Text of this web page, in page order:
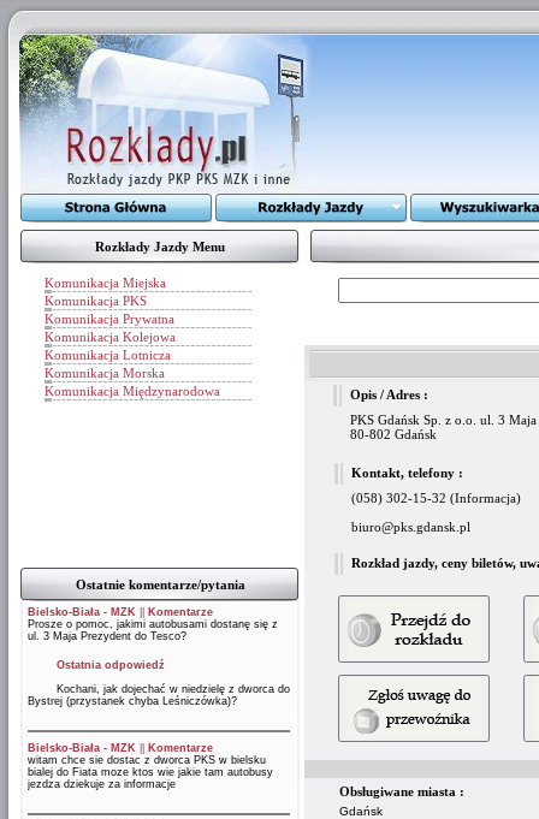
Rozkłady Jazdy Menu
Komunikacja Miejska
Komunikacja PKS
Komunikacja Prywatna
Komunikacja Kolejowa
Komunikacja Lotnicza
Komunikacja Morska
Komunikacja Międzynarodowa
Ostatnie komentarze/pytania
Bielsko-Biała - MZK
Komentarze
Prosze o pomoc, jakimi autobusami dostanę się z
ul. 3 Maja Prezydent do Tesco?
Ostatnia odpowiedź
Kochani, jak dojechać w niedzielę z dworca do
Bystrej (przystanek chyba Leśniczówka)?
Bielsko-Biała - MZK
Komentarze
witam chce sie dostac z dworca PKS w bielsku
bialej do Fiata moze ktos wie jakie tam autobusy
jezdza dziekuje za informacje
Opis / Adres :
PKS Gdańsk Sp. z o.o. ul. 3
80-802 Gdańsk
Kontakt, telefony :
(058) 302-15-32 (Informacja)
biuro@pks.gdansk.pl
Rozkład jazdy, ceny biletów,
Obsługiwane miasta :
Gdańsk